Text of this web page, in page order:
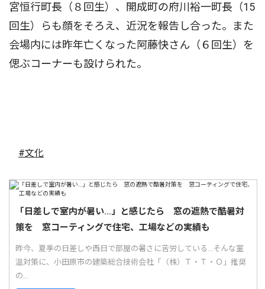
宮恒行町長（８回生）、開成町の府川裕一町長（15
回生）らも顔をそろえ、近況を報告し合った。また
会場内には昨年亡くなった阿藤快さん（６回生）を
偲ぶコーナーも設けられた。
#文化
「日差しで室内が暑い…」と感じたら 窓の遮熱で酷暑対
策を 窓コーティングで住宅、工場などの実績も
昨今、夏季の日差しや西日で部屋の暑さに苦労している...そんな室
温対策に、小田原市の建築総合技術会社「（株）Ｔ・Ｔ・Ｏ」推奨
の...